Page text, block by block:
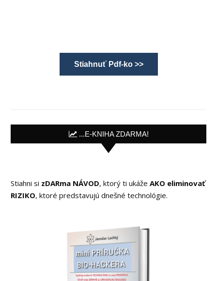
Stiahnuť Pdf-ko >>
...E-KNIHA ZDARMA!
Stiahni si zDARma NÁVOD, ktorý ti ukážeAKO eliminovať
RIZIKO, ktoré predstavujú dnešné technológie.